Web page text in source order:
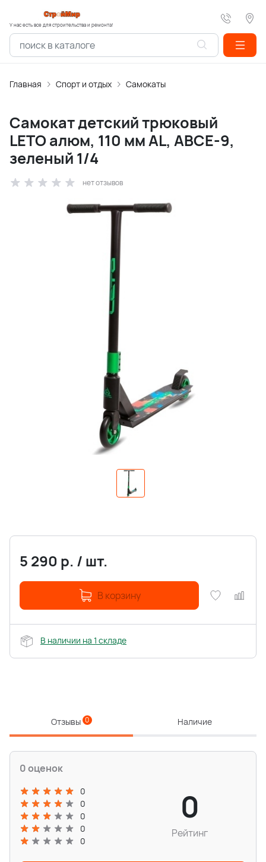
У нас есть все для строительства и ремонта!
Главная Спорт и отдых Самокаты
Самокат детский трюковый
LETO алюм, 110 мм AL, АВСЕ-9,
зеленый 1/4
нет отзывов
5 290 р. / шт.
В корзину
В наличии на 1 складе
Отзывы 0 Наличие
0 оценок
0
0
0
0
0
0
Рейтинг